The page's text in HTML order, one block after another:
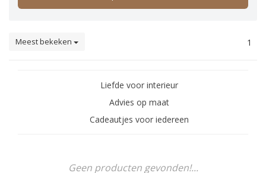
Meest bekeken 1
Liefde voor interieur
Advies op maat
Cadeautjes voor iedereen
Geen producten gevonden!...